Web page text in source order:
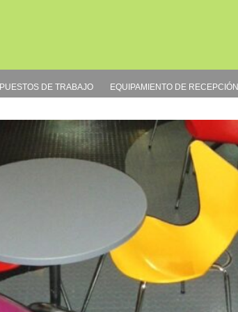
PUESTOS DE TRABAJO EQUIPAMIENTO DE RECEPCIÓN